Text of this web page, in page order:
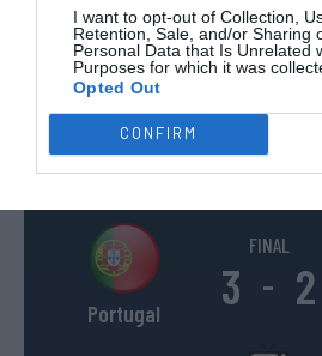
I want to opt-out of Collection,
Retention, Sale, and/or Sharing
Personal Data that Is Unrelated
Purposes for which it was
Opted Out
CONFIRM
ESPANHA ITÁLIA FRANÇA
INGLATERRA
Portugal
FINAL
3 - 2